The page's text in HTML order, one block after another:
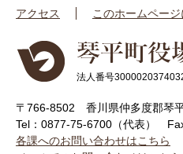
アクセス
このホームペー
法人番号
〒766-8502 香川県仲多度郡琴
Tel：0877-75-6700（代表）
各課へのお問い合わせはこちら